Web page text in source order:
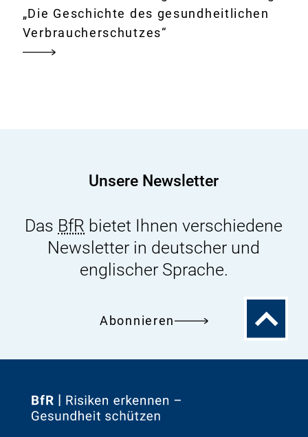
„Die Geschichte des gesundheitlichen
Verbraucherschutzes“
Unsere Newsletter
Das BfR bietet Ihnen verschiedene
Newsletter in deutscher und
englischer Sprache.
Abonnieren
Zum
Zur